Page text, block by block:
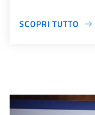
SCOPRI TUTTO